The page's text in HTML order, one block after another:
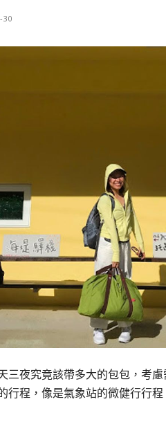
30
三夜究竟該帶多大的包包，考
行程，像是氣象站的微健行行